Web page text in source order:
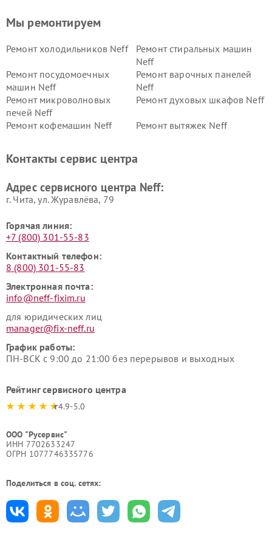
Мы ремонтируем
Ремонт холодильников Neff
Ремонт стиральных машин
Neff
Ремонт посудомоечных
машин Neff
Ремонт варочных панелей
Neff
Ремонт микроволновых
печей Neff
Ремонт духовых шкафов Neff
Ремонт кофемашин Neff Ремонт вытяжек Neff
Контакты сервис центра
Адрес сервисного центра Neff:
г. Чита, ул. Журавлёва, 79
Горячая линия:
+7 (800) 301-55-83
Контактный телефон:
8 (800) 301-55-83
Электронная почта:
info@neff-fixim.ru
для юридических лиц
manager@fix-neff.ru
График работы:
ПН-ВСК с 9:00 до 21:00 без перерывов и выходных
Рейтинг сервисного центра
4.9-5.0
ООО "Русервис"
ИНН 7702633247
ОГРН 1077746335776
Поделиться в соц. сетях: